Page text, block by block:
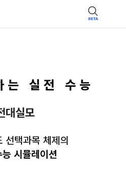
BETA
는 실전 수능
택과목 체제의
시뮬레이션